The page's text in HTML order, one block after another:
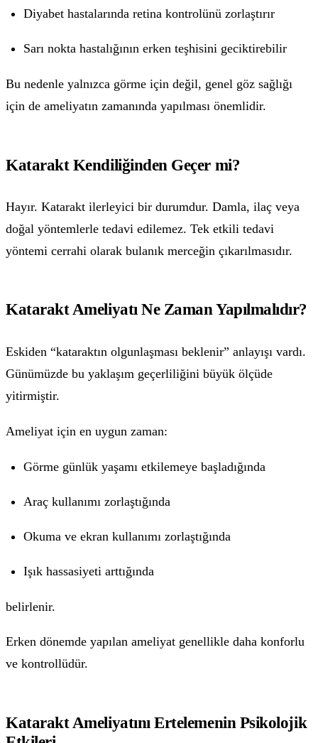
Diyabet hastalarında retina kontrolünü zorlaştırır
Sarı nokta hastalığının erken teşhisini geciktirebilir
Bu nedenle yalnızca görme için değil, genel göz sağlığı
için de ameliyatın zamanında yapılması önemlidir.
Katarakt Kendiliğinden Geçer mi?
Hayır. Katarakt ilerleyici bir durumdur. Damla, ilaç veya
doğal yöntemlerle tedavi edilemez. Tek etkili tedavi
yöntemi cerrahi olarak bulanık merceğin çıkarılmasıdır.
Katarakt Ameliyatı Ne Zaman Yapılmalıdır?
Eskiden “kataraktın olgunlaşması beklenir” anlayışı vardı.
Günümüzde bu yaklaşım geçerliliğini büyük ölçüde
yitirmiştir.
Ameliyat için en uygun zaman:
Görme günlük yaşamı etkilemeye başladığında
Araç kullanımı zorlaştığında
Okuma ve ekran kullanımı zorlaştığında
Işık hassasiyeti arttığında
belirlenir.
Erken dönemde yapılan ameliyat genellikle daha konforlu
ve kontrollüdür.
Katarakt Ameliyatını Ertelemenin Psikolojik